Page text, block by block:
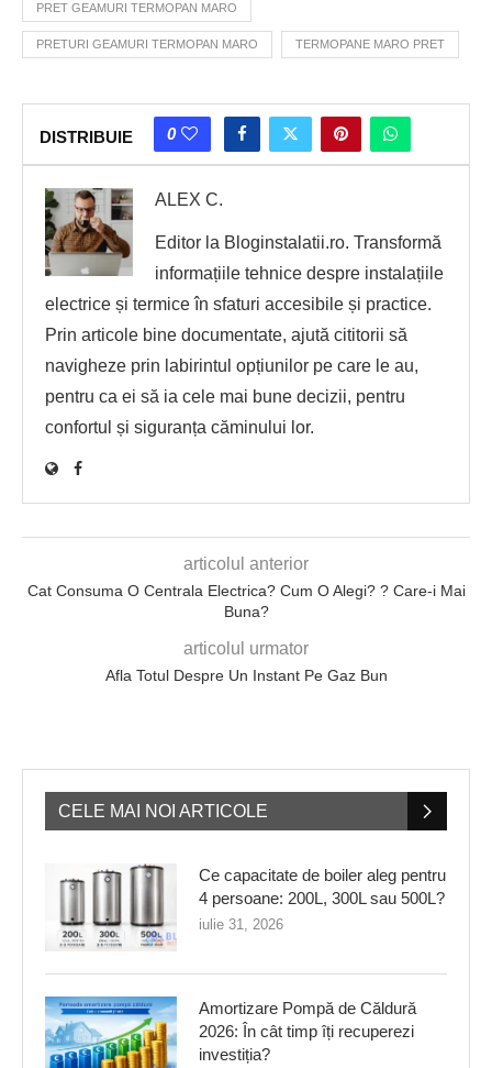
PRET GEAMURI TERMOPAN MARO
PRETURI GEAMURI TERMOPAN MARO TERMOPANE MARO PRET
DISTRIBUIE 0
ALEX C.
Editor la Bloginstalatii.ro. Transformă
informațiile tehnice despre instalațiile
electrice și termice în sfaturi accesibile și practice.
Prin articole bine documentate, ajută cititorii să
navigheze prin labirintul opțiunilor pe care le au,
pentru ca ei să ia cele mai bune decizii, pentru
confortul și siguranța căminului lor.
articolul anterior
Cat Consuma O Centrala Electrica? Cum O Alegi? ? Care-i Mai
Buna?
articolul urmator
Afla Totul Despre Un Instant Pe Gaz Bun
CELE MAI NOI ARTICOLE
Ce capacitate de boiler aleg pentru
4 persoane: 200L, 300L sau 500L?
iulie 31, 2026
Amortizare Pompă de Căldură
2026: În cât timp îți recuperezi
investiția?